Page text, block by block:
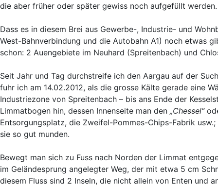
die aber früher oder später gewiss noch aufgefüllt werden.
Dass es in diesem Brei aus Gewerbe-, Industrie- und
West-Bahnverbindung und die Autobahn A1) noch etwas
schon: 2 Auengebiete im Neuhard (Spreitenbach) und
Seit Jahr und Tag durchstreife ich den Aargau auf der
fuhr ich am 14.02.2012, als die grosse Kälte gerade eine
Industriezone von Spreitenbach – bis ans Ende der
Limmatbogen hin, dessen Innenseite man den „Chessel“
Entsorgungsplatz, die Zweifel-Pommes-Chips-Fabrik
sie so gut munden.
Bewegt man sich zu Fuss nach Norden der Limmat
im Geländesprung angelegter Weg, der mit etwa 5 cm
diesem Fluss sind 2 Inseln, die nicht allein von Enten und